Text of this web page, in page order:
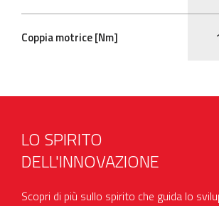
Coppia motrice [Nm]
LO SPIRITO
DELL'INNOVAZIONE
Scopri di più sullo spirito che guida lo